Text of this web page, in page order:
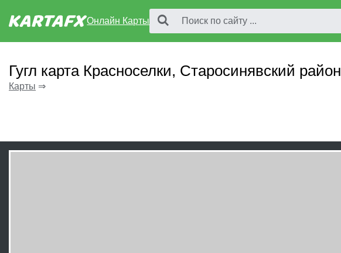
Онлайн Карты
Гугл карта Красноселки, Старосинявский район
Карты ⇒